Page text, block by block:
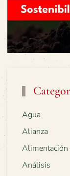
Agua
Alianza
Alimentación
Análisis